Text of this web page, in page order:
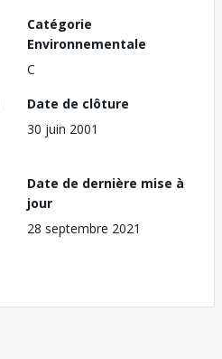
Catégorie
Environnementale
C
Date de clôture
30 juin 2001
Date de dernière mise à
jour
28 septembre 2021